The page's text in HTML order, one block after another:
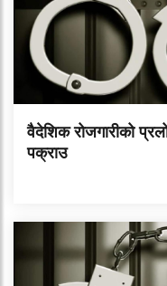
वैदेशिक रोजगारीको
पक्राउ